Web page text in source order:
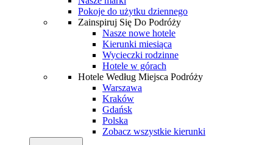
Pokoje do użytku dziennego
Zainspiruj Się Do Podróży
Nasze nowe hotele
Kierunki miesiąca
Wycieczki rodzinne
Hotele w górach
Hotele Według Miejsca Podróży
Warszawa
Kraków
Gdańsk
Polska
Zobacz wszystkie kierunki